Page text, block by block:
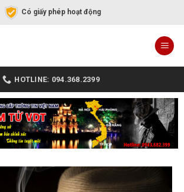
Có giấy phép hoạt động
HOTLINE: 094.368.2399